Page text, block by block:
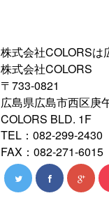
株式会社COLORSは
株式会社COLORS
〒733-0821
広島県広島市西区庚
COLORS BLD. 1F
TEL：082-299-2430
FAX：082-271-6015